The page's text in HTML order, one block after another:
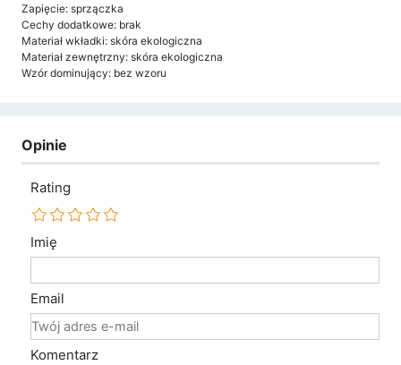
Zapięcie: sprzączka
Cechy dodatkowe: brak
Materiał wkładki: skóra ekologiczna
Materiał zewnętrzny: skóra ekologiczna
Wzór dominujący: bez wzoru
Opinie
Rating
Imię
Email
Komentarz